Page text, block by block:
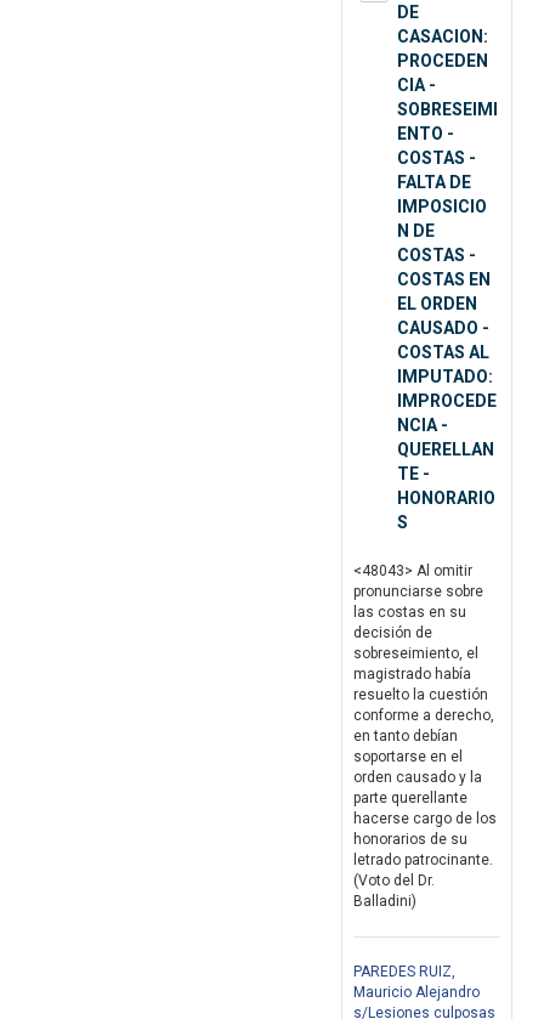
DE
CASACION:
PROCEDEN
CIA -
SOBRESEIMI
ENTO -
COSTAS -
FALTA DE
IMPOSICIO
N DE
COSTAS -
COSTAS EN
EL ORDEN
CAUSADO -
COSTAS AL
IMPUTADO:
IMPROCEDE
NCIA -
QUERELLAN
TE -
HONORARIO
S
<48043> Al omitir
pronunciarse sobre
las costas en su
decisión de
sobreseimiento, el
magistrado había
resuelto la cuestión
conforme a derecho,
en tanto debían
soportarse en el
orden causado y la
parte querellante
hacerse cargo de los
honorarios de su
letrado patrocinante.
(Voto del Dr.
Balladini)
PAREDES RUIZ,
Mauricio Alejandro
s/Lesiones culposas